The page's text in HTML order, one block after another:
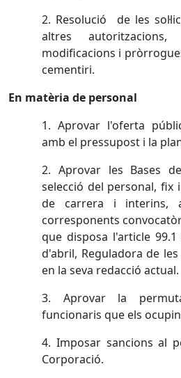
2. Resolució de les
altres
modificacions i
cementiri.
En matèria de personal
1. Aprovar l'oferta
amb el pressupost i la
2. Aprovar les Bases
selecció del personal,
de carrera i interins,
corresponents
que disposa l'article
d'abril, Reguladora de les
en la seva redacció actual.
3. Aprovar la
funcionaris que els
4. Imposar sancions al
Corporació.